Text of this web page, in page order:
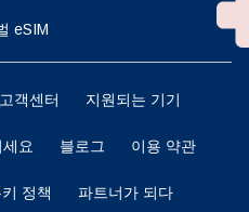
eSIM
고객센터 지원되는 기기
요 블로그 이용 약관
정책 파트너가 되다